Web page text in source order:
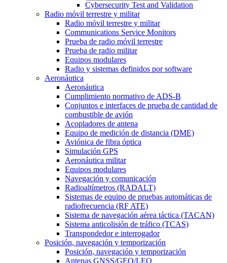
Cybersecurity Test and Validation
Radio móvil terrestre y militar
Radio móvil terrestre y militar
Communications Service Monitors
Prueba de radio móvil terrestre
Prueba de radio militar
Equipos modulares
Radio y sistemas definidos por software
Aeronáutica
Aeronáutica
Cumplimiento normativo de ADS-B
Conjuntos e interfaces de prueba de cantidad de
combustible de avión
Acopladores de antena
Equipo de medición de distancia (DME)
Aviónica de fibra óptica
Simulación GPS
Aeronáutica militar
Equipos modulares
Navegación y comunicación
Radioaltímetros (RADALT)
Sistemas de equipo de pruebas automáticas de
radiofrecuencia (RF ATE)
Sistema de navegación aérea táctica (TACAN)
Sistema anticolisión de tráfico (TCAS)
Transpondedor e interrogador
Posición, navegación y temporización
Posición, navegación y temporización
Antenas GNSS/GEO/LEO